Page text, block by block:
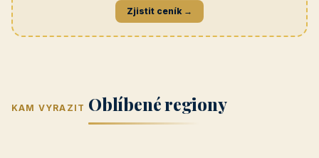
Zjistit ceník →
KAM VYRAZIT Oblíbené regiony
(Jihomoravský
kraj)
kraj)
Zlínský kraj Žilinský
Karlovarský
Střední Čechy
(Středočeský